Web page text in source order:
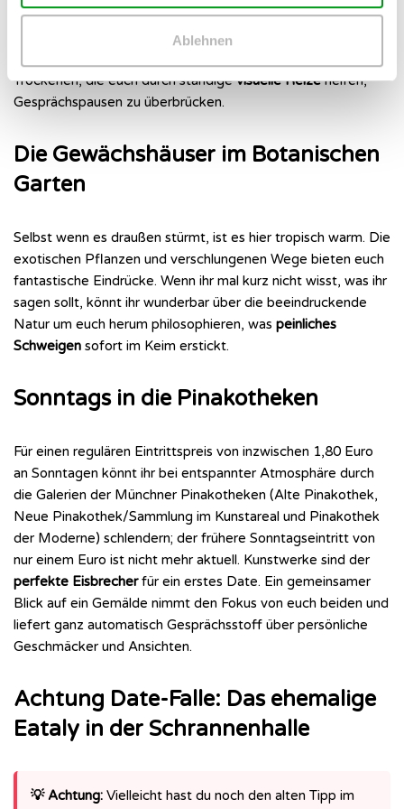
Ablehnen
schnell ins Wasser. Ein klassischer Kinobesuch ist fürs erste
schlechte Idee
Trockenen, die euch durch ständigevisuelle Reizehelfen,
Gesprächspausen zu überbrücken.
Die Gewächshäuser im Botanischen
Garten
Selbst wenn es draußen stürmt, ist es hier tropisch warm. Die
exotischen Pflanzen und verschlungenen Wege bieten euch
fantastische Eindrücke. Wenn ihr mal kurz nicht wisst, was ihr
sagen sollt, könnt ihr wunderbar über die beeindruckende
Natur um euch herum philosophieren, was peinliches
Schweigen sofort im Keim erstickt.
Sonntags in die Pinakotheken
Für einen regulären Eintrittspreis von inzwischen 1,80 Euro
an Sonntagen könnt ihr bei entspannter Atmosphäre durch
die Galerien der Münchner Pinakotheken (Alte Pinakothek,
Neue Pinakothek/Sammlung im Kunstareal und Pinakothek
der Moderne) schlendern; der frühere Sonntagseintritt von
nur einem Euro ist nicht mehr aktuell. Kunstwerke sind der
perfekte Eisbrecherfür ein erstes Date. Ein gemeinsamer
Blick auf ein Gemälde nimmt den Fokus von euch beiden und
liefert ganz automatisch Gesprächsstoff über persönliche
Geschmäcker und Ansichten.
Achtung Date-Falle: Das ehemalige
Eataly in der Schrannenhalle
💡 Achtung: Vielleicht hast du noch den alten Tipp im